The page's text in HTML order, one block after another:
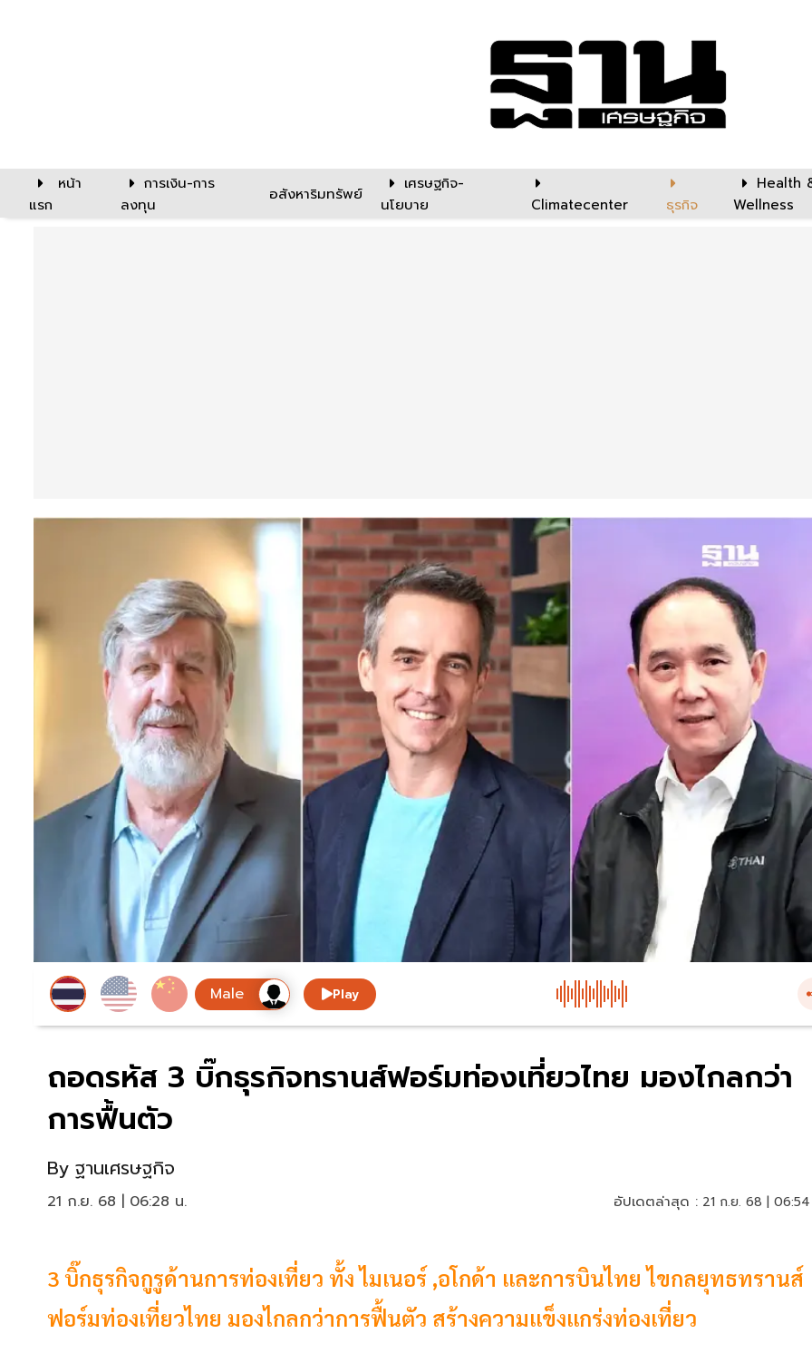
หน้า
แรก
การเงิน-การ
ลงทุน
อสังหาริมทรัพย์
เศรษฐกิจ-
นโยบาย
Climatecenter ธุรกิจ
Health
Wellness
Play
ถอดรหัส 3 บิ๊กธุรกิจทรานส์ฟอร์มท่องเที่ยวไทย มองไกลกว่า
การฟื้นตัว
By ฐานเศรษฐกิจ
21 ก.ย. 68 | 06:28 น. อัปเดตล่าสุด : 21 ก.ย. 68 |
3 บิ๊กธุรกิจกูรูด้านการท่องเที่ยว ทั้ง ไมเนอร์ ,อโกด้า และการบินไทย ไขกลยุทธทรานส์
ฟอร์มท่องเที่ยวไทย มองไกลกว่าการฟื้นตัว สร้างความแข็งแกร่งท่องเที่ยว